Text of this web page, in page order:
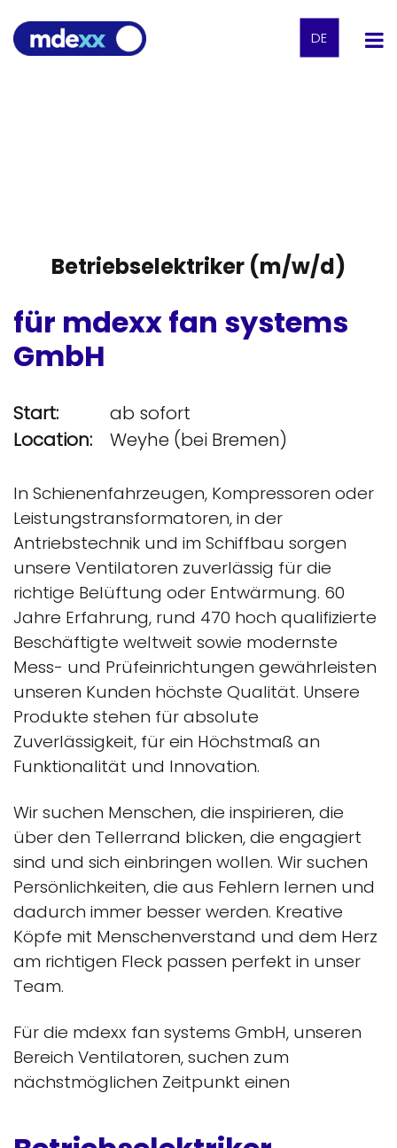
DE
Betriebselektriker (m/w/d)
für mdexx fan systems
GmbH
Start:
ab sofort
Location:
Weyhe (bei Bremen)
In Schienenfahrzeugen, Kompressoren oder
Leistungstransformatoren, in der
Antriebstechnik und im Schiffbau sorgen
unsere Ventilatoren zuverlässig für die
richtige Belüftung oder Entwärmung. 60
Jahre Erfahrung, rund 470 hoch qualifizierte
Beschäftigte weltweit sowie modernste
Mess- und Prüfeinrichtungen gewährleisten
unseren Kunden höchste Qualität. Unsere
Produkte stehen für absolute
Zuverlässigkeit, für ein Höchstmaß an
Funktionalität und Innovation.
Wir suchen Menschen, die inspirieren, die
über den Tellerrand blicken, die engagiert
sind und sich einbringen wollen. Wir suchen
Persönlichkeiten, die aus Fehlern lernen und
dadurch immer besser werden. Kreative
Köpfe mit Menschenverstand und dem Herz
am richtigen Fleck passen perfekt in unser
Team.
Für die mdexx fan systems GmbH, unseren
Bereich Ventilatoren, suchen zum
nächstmöglichen Zeitpunkt einen